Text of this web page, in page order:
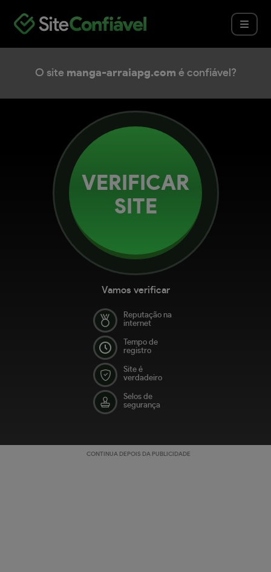
O site manga-arraiapg.com é confiável?
VERIFICAR
SITE
Vamos verificar
Reputação na
internet
Tempo de
registro
Site é
verdadeiro
Selos de
segurança
CONTINUA DEPOIS DA PUBLICIDADE